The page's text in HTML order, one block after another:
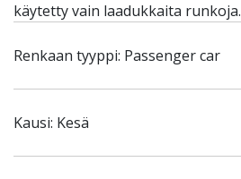
käytetty vain laadukkaita runkoja.
Renkaan tyyppi: Passenger car
Kausi: Kesä